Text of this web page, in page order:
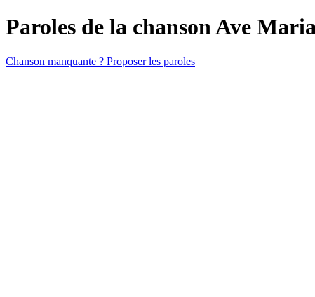
Paroles de la chanson Ave
Chanson manquante ? Proposer les paroles